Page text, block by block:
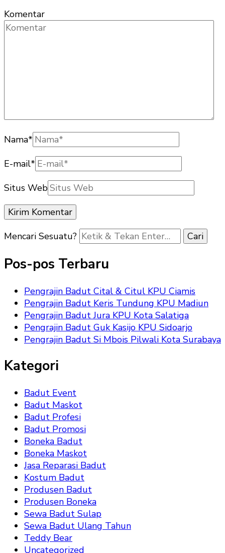
Komentar
Nama*
E-mail*
Situs Web
Mencari Sesuatu?
Pos-pos Terbaru
Pengrajin Badut Cital & Citul KPU Ciamis
Pengrajin Badut Keris Tundung KPU Madiun
Pengrajin Badut Jura KPU Kota Salatiga
Pengrajin Badut Guk Kasijo KPU Sidoarjo
Pengrajin Badut Si Mbois Pilwali Kota Surabaya
Kategori
Badut Event
Badut Maskot
Badut Profesi
Badut Promosi
Boneka Badut
Boneka Maskot
Jasa Reparasi Badut
Kostum Badut
Produsen Badut
Produsen Boneka
Sewa Badut Sulap
Sewa Badut Ulang Tahun
Teddy Bear
Uncategorized